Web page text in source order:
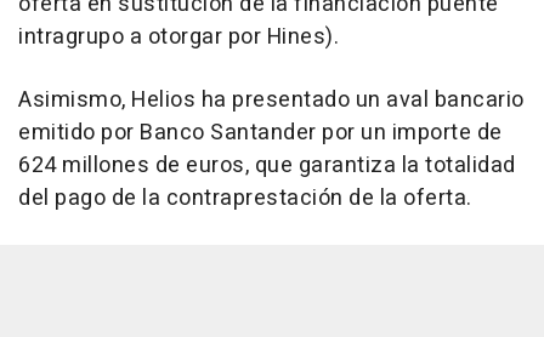
intragrupo a otorgar por Hines).
Asimismo, Helios ha presentado un aval bancario
emitido por Banco Santander por un importe de
624 millones de euros, que garantiza la totalidad
del pago de la contraprestación de la oferta.